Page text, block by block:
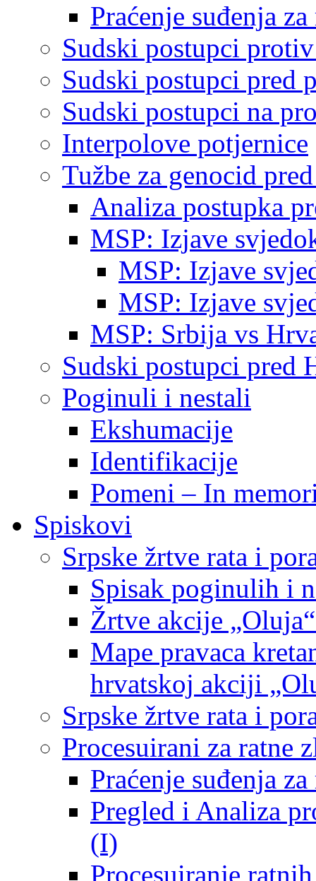
Praćenje suđenja
Sudski postupci
Sudski postupci pred
Sudski postupci na
Interpolove potjernice
Tužbe za genocid
Analiza postupka
MSP: Izjave
MSP: Izjave
MSP: Izjave
MSP: Srbija vs
Sudski postupci pred
Poginuli i nestali
Ekshumacije
Identifikacije
Pomeni – In
Spiskovi
Srpske žrtve rata i
Spisak poginulih i
Žrtve akcije
Mape pravaca
hrvatskoj akciji
Srpske žrtve rata i
Procesuirani za ratne
Praćenje suđenja
Pregled i Analiza
(I)
Procesuiranje